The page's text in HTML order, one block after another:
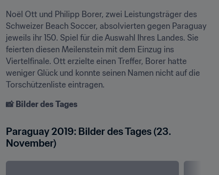
Noël Ott und Philipp Borer, zwei Leistungsträger des
Schweizer Beach Soccer, absolvierten gegen Paraguay
jeweils ihr 150. Spiel für die Auswahl Ihres Landes. Sie
feierten diesen Meilenstein mit dem Einzug ins
Viertelfinale. Ott erzielte einen Treffer, Borer hatte
weniger Glück und konnte seinen Namen nicht auf die
Torschützenliste eintragen.
📸 Bilder des Tages
Paraguay 2019: Bilder des Tages (23.
November)